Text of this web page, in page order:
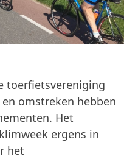
toerfietsvereniging
omstreken hebben
Het
ergens in
het